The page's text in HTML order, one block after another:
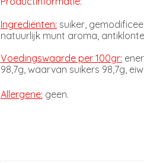
Ingrediënten: suiker,
natuurlijk munt aroma,
Voedingswaarde per 100gr:
98,7g, waarvan suikers 98,7g,
Allergene: geen.